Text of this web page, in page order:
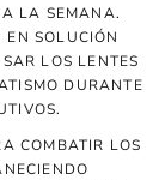
LA SEMANA.
SOLUCIÓN
LOS LENTES
DURANTE
COMBATIR LOS